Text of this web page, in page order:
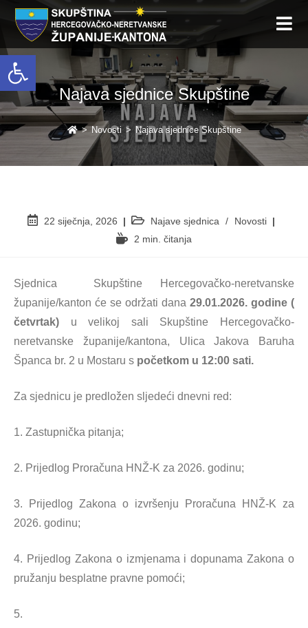
Open toolbar
Najava sjednice Skupštine
> Novosti > Najava sjednice Skupštine
22 siječnja, 2026 Najave sjednica /
Novosti
2 min. čitanja
Sjednica Skupštine Hercegovačko-neretvanske
županije/kanton će se održati dana 29.01.2026. godine (
četvrtak) u velikoj sali Skupštine Hercegovačko-
neretvanske županije/kantona, Ulica Jakova Baruha
Španca br. 2 u Mostaru s početkom u 12:00 sati.
Za sjednicu je predložen sljedeći dnevni red:
1. Zastupnička pitanja;
2. Prijedlog Proračuna HNŽ-K za 2026. godinu;
3. Prijedlog Zakona o izvršenju Proračuna HNŽ-K za
2026. godinu;
4. Prijedlog Zakona o izmjenama i dopunama Zakona o
pružanju besplatne pravne pomoći;
5.